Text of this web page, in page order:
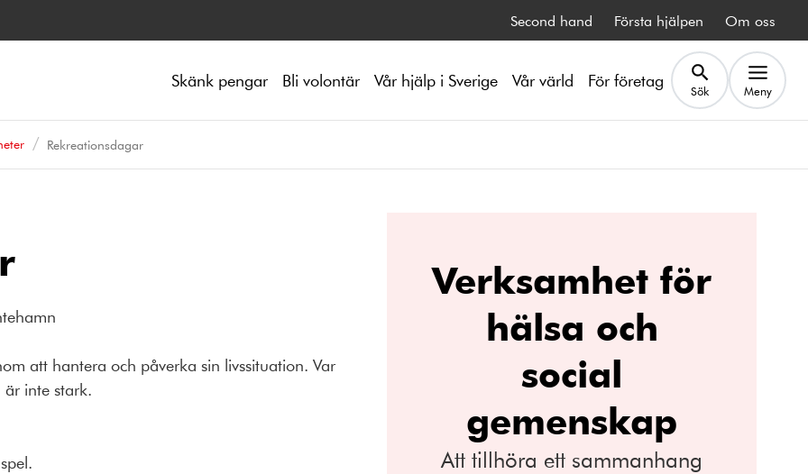
Second hand Första hjälpen Om oss
Skänk pengar Bli volontär Vår hjälp i Sverige Vår värld För företag Sök Meny
Rekreationsdagar
att hantera och påverka sin livssituation. Var
inte stark.
Verksamhet för
hälsa och
social
gemenskap
Att tillhöra ett sammanhang